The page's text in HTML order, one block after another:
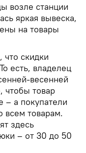
возле станции
яркая вывеска,
на товары
скидки
есть, владелец
весенней
чтобы товар
– а покупатели
всем товарам.
здесь
– от 30 до 50